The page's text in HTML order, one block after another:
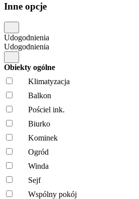
Inne opcje
Udogodnienia
Udogodnienia
Obiekty ogólne
Klimatyzacja
Balkon
Pościel ink.
Biurko
Kominek
Ogród
Winda
Sejf
Wspólny pokój